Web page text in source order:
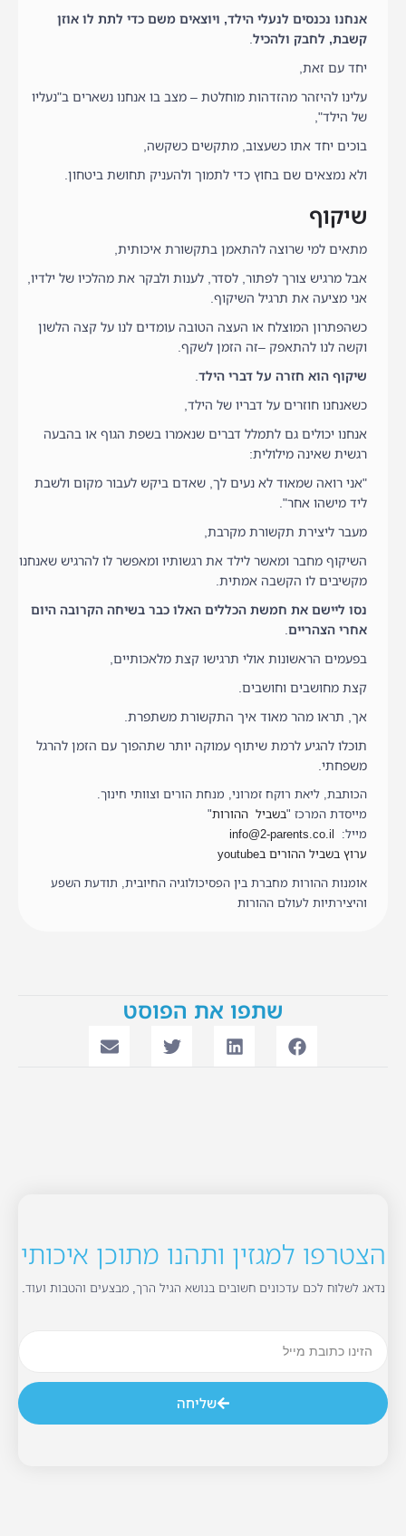
אנחנו נכנסים לנעלי הילד, ויוצאים משם כדי לתת לו אוזן
קשבת, לחבק ולהכיל.
יחד עם זאת,
עלינו להיזהר מהזדהות מוחלטת – מצב בו אנחנו נשארים ב"נעליו
של הילד",
בוכים יחד אתו כשעצוב, מתקשים כשקשה,
ולא נמצאים שם בחוץ כדי לתמוך ולהעניק תחושת ביטחון.
שיקוף
מתאים למי שרוצה להתאמן בתקשורת איכותית,
אבל מרגיש צורך לפתור, לסדר, לענות ולבקר את מהלכיו של ילדיו,
אני מציעה את תרגיל השיקוף.
כשהפתרון המוצלח או העצה הטובה עומדים לנו על קצה הלשון
וקשה לנו להתאפק –זה הזמן לשקף.
שיקוף הוא חזרה על דברי הילד.
כשאנחנו חוזרים על דבריו של הילד,
אנחנו יכולים גם לתמלל דברים שנאמרו בשפת הגוף או בהבעה
רגשית שאינה מילולית:
"אני רואה שמאוד לא נעים לך, שאדם ביקש לעבור מקום ולשבת
ליד מישהו אחר".
מעבר ליצירת תקשורת מקרבת,
השיקוף מחבר ומאשר לילד את רגשותיו ומאפשר לו להרגיש שאנחנו
מקשיבים לו הקשבה אמתית.
נסו ליישם את חמשת הכללים האלו כבר בשיחה הקרובה היום
אחרי הצהריים.
בפעמים הראשונות אולי תרגישו קצת מלאכותיים,
קצת מחושבים וחושבים.
אך, תראו מהר מאוד איך התקשורת משתפרת.
תוכלו להגיע לרמת שיתוף עמוקה יותר שתהפוך עם הזמן להרגל
משפחתי.
הכותבת, ליאת רוקח זמרוני, מנחת הורים וצוותי חינוך.
מייסדת המרכז "בשביל ההורות"
מייל:
info@2-parents.co.il
ערוץ בשביל ההורים בyoutube
אומנות ההורות מחברת בין הפסיכולוגיה החיובית, תודעת השפע
והיצירתיות לעולם ההורות
שתפו את הפוסט
הצטרפו למגזין ותהנו מתוכן איכותי
נדאג לשלוח לכם עדכונים חשובים בנושא הגיל הרך, מבצעים והטבות ועוד.
שליחה